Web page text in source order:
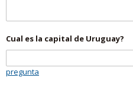
Cual es la capital de Uruguay?
pregunta